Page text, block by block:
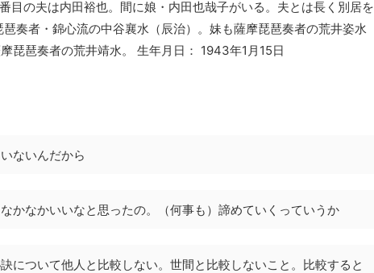
目の夫は内田裕也。間に娘・内田也哉子がいる。夫とは長く別居を
奏者・錦心流の中谷襄水（辰治）。妹も薩摩琵琶奏者の荒井姿水
琵琶奏者の荒井靖水。 生年月日： 1943年1月15日
ないんだから
かなかいいなと思ったの。（何事も）諦めていくっていうか
について他人と比較しない。世間と比較しないこと。比較すると